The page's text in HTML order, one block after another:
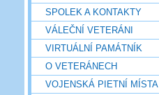
SPOLEK A KONTAKTY
VÁLEČNÍ VETERÁNI
VIRTUÁLNÍ PAMÁTNÍK
O VETERÁNECH
VOJENSKÁ PIETNÍ MÍSTA